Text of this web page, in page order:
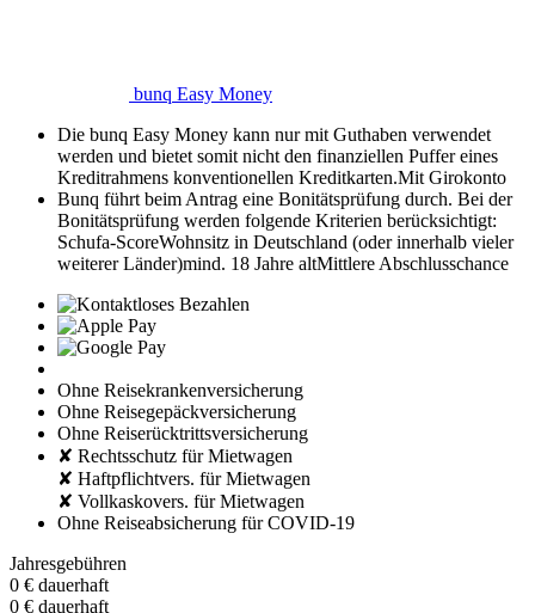
bunq Easy Money
Die bunq Easy Money kann nur mit Guthaben verwendet
werden und bietet somit nicht den finanziellen Puffer eines
Kreditrahmens konventionellen Kreditkarten.Mit Girokonto
Bunq führt beim Antrag eine Bonitätsprüfung durch. Bei der
Bonitätsprüfung werden folgende Kriterien berücksichtigt:
Schufa-ScoreWohnsitz in Deutschland (oder innerhalb vieler
weiterer Länder)mind. 18 Jahre altMittlere Abschlusschance
Ohne Reisekrankenversicherung
Ohne Reisegepäckversicherung
Ohne Reiserücktrittsversicherung
✘ Rechtsschutz für Mietwagen
✘ Haftpflichtvers. für Mietwagen
✘ Vollkaskovers. für Mietwagen
Ohne Reiseabsicherung für COVID-19
Jahresgebühren
0 € dauerhaft
0 € dauerhaft